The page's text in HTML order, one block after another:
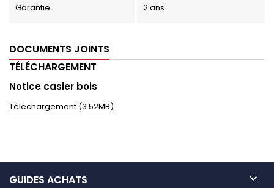
Garantie 2 ans
DOCUMENTS JOINTS
TÉLÉCHARGEMENT
Notice casier bois
Téléchargement (3.52MB)
GUIDES ACHATS 